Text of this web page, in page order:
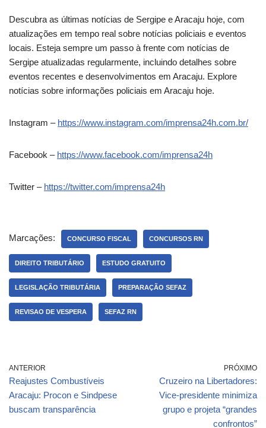
Descubra as últimas notícias de Sergipe e Aracaju hoje, com
atualizações em tempo real sobre notícias policiais e eventos
locais. Esteja sempre um passo à frente com notícias de
Sergipe atualizadas regularmente, incluindo detalhes sobre
eventos recentes e desenvolvimentos em Aracaju. Explore
notícias sobre informações policiais em Aracaju hoje.
Instagram – https://www.instagram.com/imprensa24h.com.br/
Facebook – https://www.facebook.com/imprensa24h
Twitter – https://twitter.com/imprensa24h
Marcações: CONCURSO FISCAL CONCURSOS RN
DIREITO TRIBUTÁRIO ESTUDO GRATUITO
LEGISLAÇÃO TRIBUTÁRIA PREPARAÇÃO SEFAZ
REVISAO DE VESPERA SEFAZ RN
ANTERIOR
Reajustes Combustíveis
Aracaju: Procon e Sindpese
buscam transparência
PRÓXIMO
Cruzeiro na Libertadores:
Vice-presidente minimiza
grupo e projeta “grandes
confrontos”